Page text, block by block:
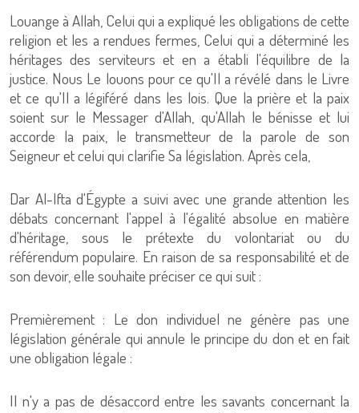
Louange à Allah, Celui qui a expliqué les obligations de cette
religion et les a rendues fermes, Celui qui a déterminé les
héritages des serviteurs et en a établi l'équilibre de la
justice. Nous Le louons pour ce qu'Il a révélé dans le Livre
et ce qu'Il a légiféré dans les lois. Que la prière et la paix
soient sur le Messager d'Allah, qu'Allah le bénisse et lui
accorde la paix, le transmetteur de la parole de son
Seigneur et celui qui clarifie Sa législation. Après cela,
Dar Al-Ifta d'Égypte a suivi avec une grande attention les
débats concernant l'appel à l'égalité absolue en matière
d'héritage, sous le prétexte du volontariat ou du
référendum populaire. En raison de sa responsabilité et de
son devoir, elle souhaite préciser ce qui suit :
Premièrement : Le don individuel ne génère pas une
législation générale qui annule le principe du don et en fait
une obligation légale :
Il n'y a pas de désaccord entre les savants concernant la